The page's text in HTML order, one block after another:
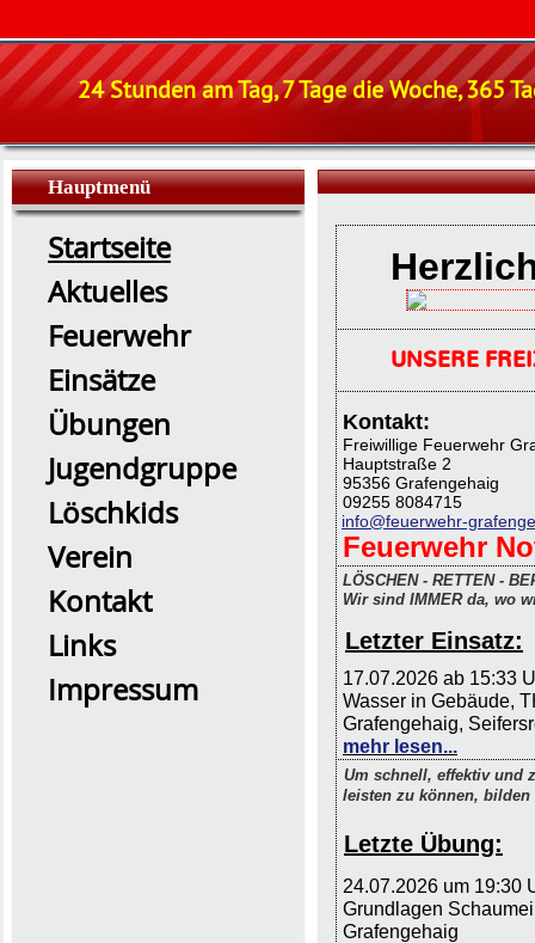
24 Stunden am Tag, 7 Tage die Woche, 365
Hauptmenü
Startseite
Aktuelles
Feuerwehr
Einsätze
Übungen
Jugendgruppe
Löschkids
Verein
Kontakt
Links
Impressum
UNSERE
Kontakt:
Freiwillige Feuerwehr
Hauptstraße 2
95356 Grafengehaig
09255 8084715
info@feuerwehr-
Feuerwehr
LÖSCHEN - RETTEN -
Wir sind IMMER da, wo
Letzter Einsatz:
17.07.2026 ab 15:33
Wasser in Gebäude,
Grafengehaig,
mehr lesen...
Um schnell, effektiv und
leisten zu können,
Letzte Übung:
24.07.2026 um 19:30
Grundlagen
Grafengehaig